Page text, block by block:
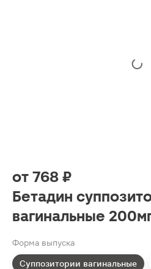
от 768 ₽
Бетадин
вагинальные
Форма выпуска
Суппозитории вагинальные